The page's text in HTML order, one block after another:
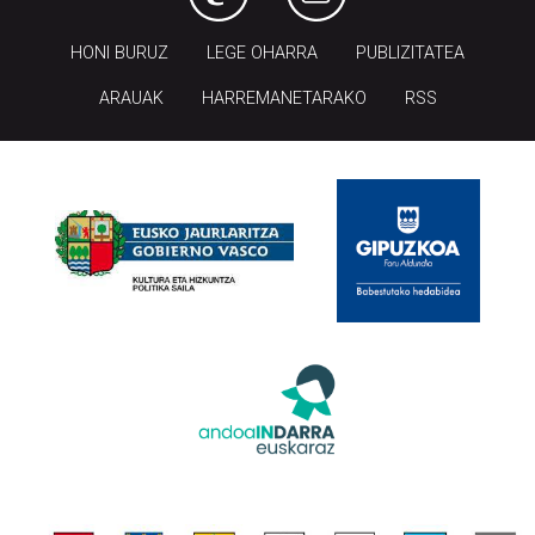
HONI BURUZ LEGE OHARRA PUBLIZITATEA
ARAUAK HARREMANETARAKO RSS